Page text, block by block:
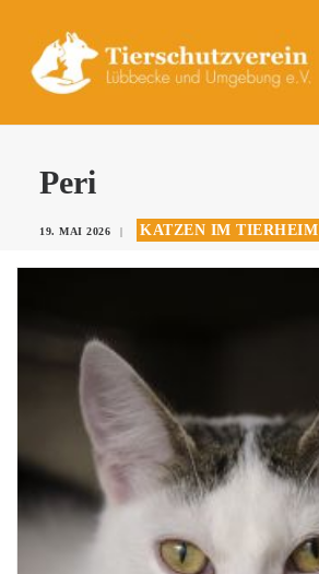
UNSERE TIERE
DAS TIERHEIM
SPENDEN
Peri
19. MAI 2026 | KATZEN IM TIERHEIM